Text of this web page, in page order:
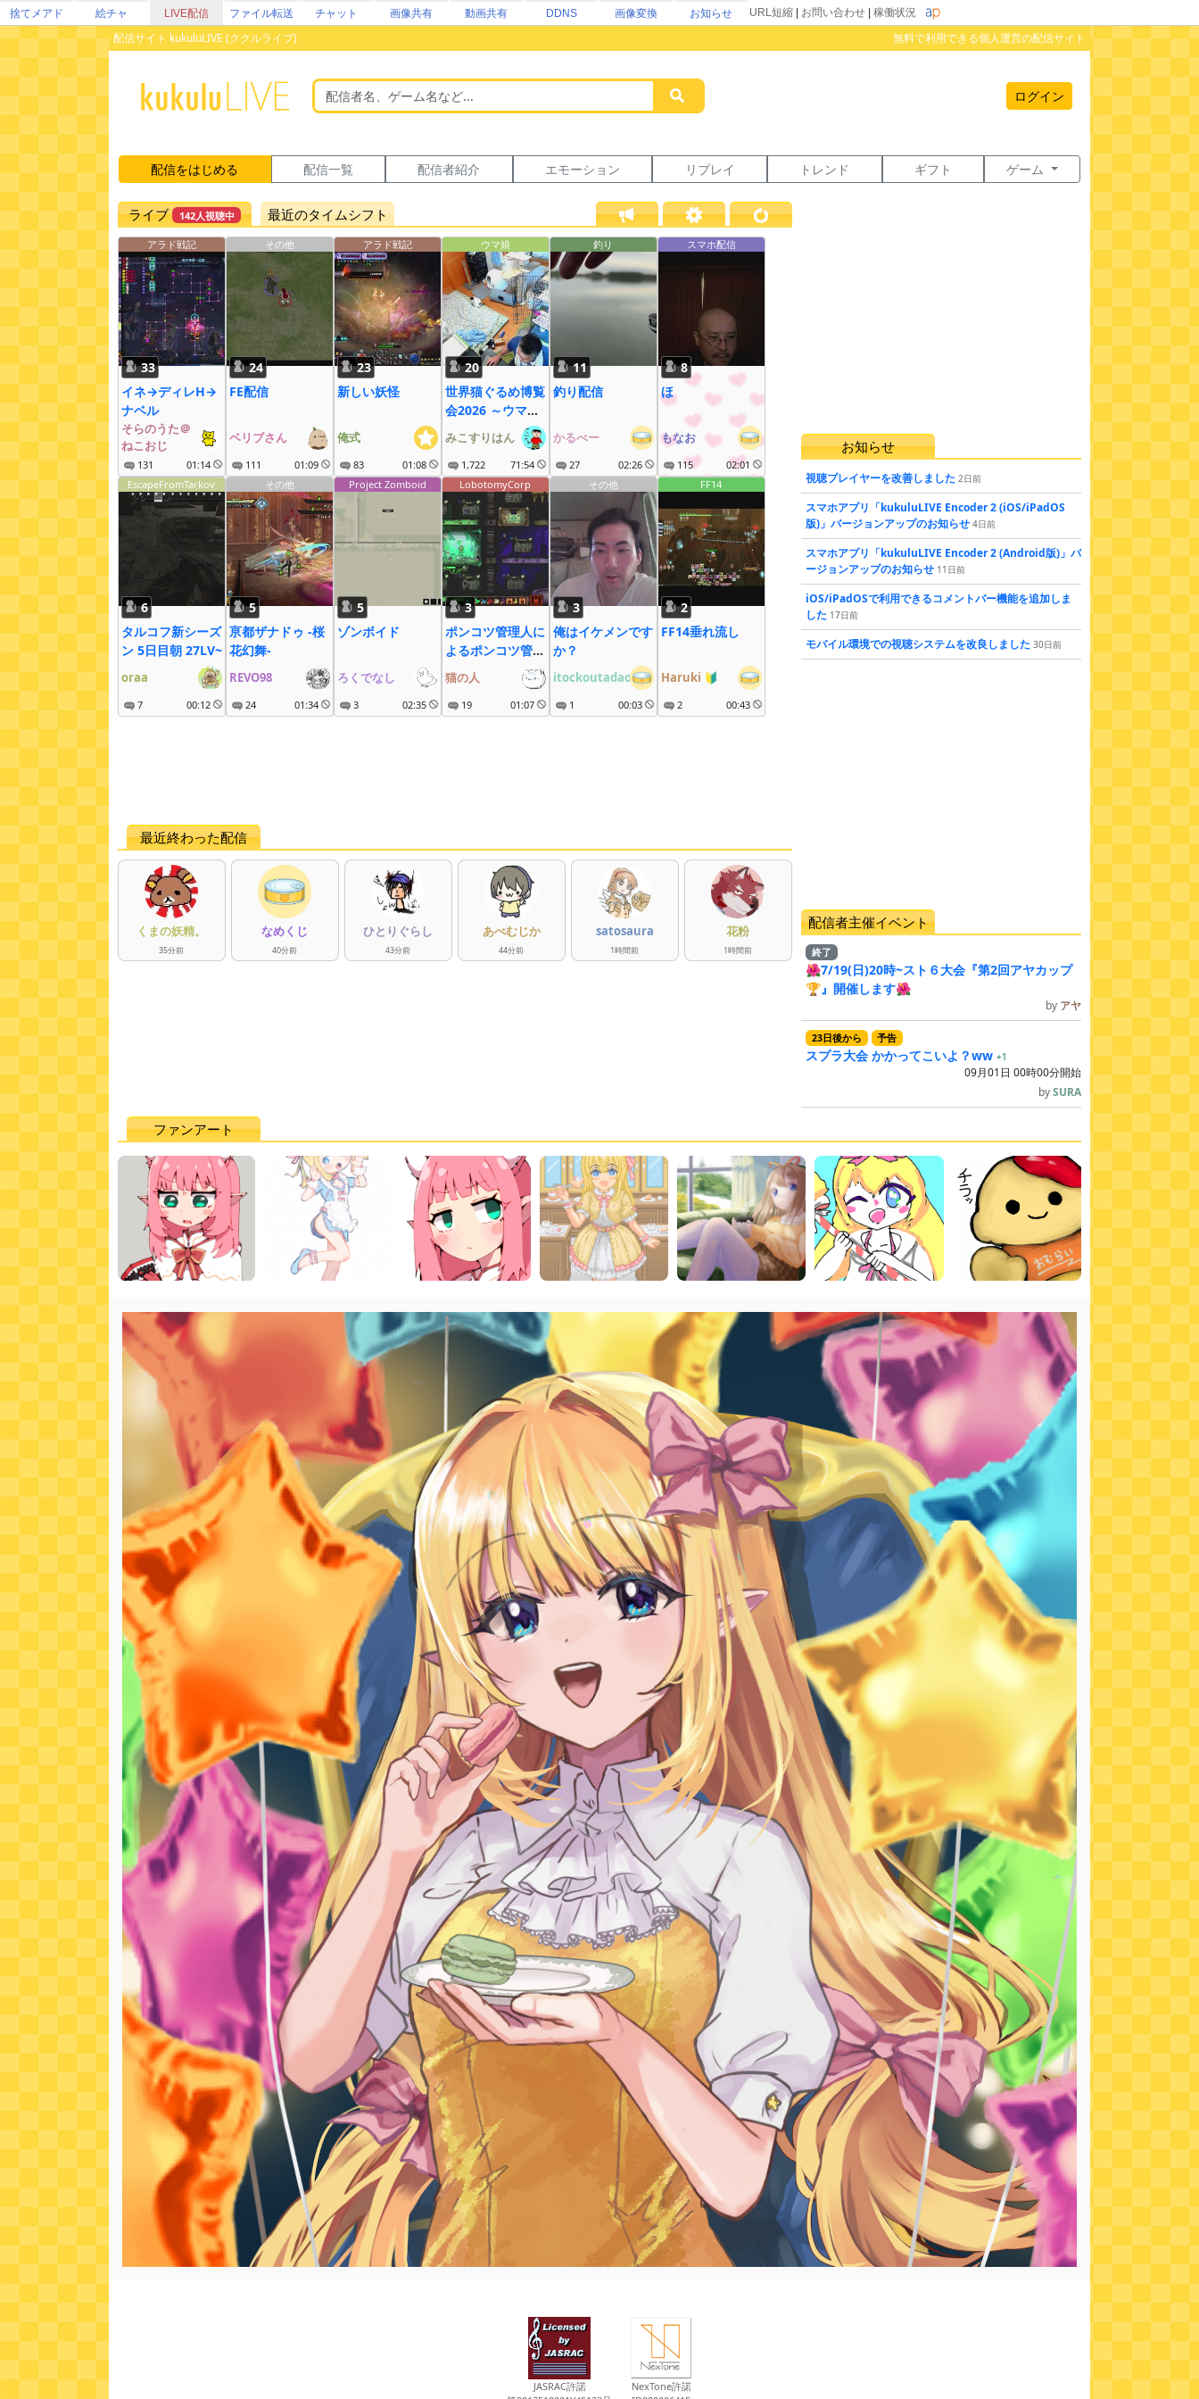
捨てメアド 絵チャ LIVE配信 ファイル転送 チャット 画像共有 動画共有 DDNS 画像変換 お知らせ URL短縮 お問い合わせ 稼働状況
配信サイト kukuluLIVE (ククルライブ) 無料で利用できる個人運営の配信サイト
ログイン
配信をはじめる 配信一覧 配信者紹介 エモーション リプレイ トレンド ギフト ゲーム
ライブ 142人視聴中 最近のタイムシフト
アラド戦記
33
イネ→ディレH→
ナベル
そらのうた＠
ねこおじ
131 01:14
その他
24
FE配信
ベリブさん
111 01:09
アラド戦記
23
新しい妖怪
俺式
83 01:08
ウマ娘
20
世界猫ぐるめ博覧
会2026 ～ウマ娘
も大疾走にゃ～
みこすりはん
1,722 71:54
釣り
11
釣り配信
かるべー
27 02:26
スマホ配信
8
ほ
もなお
115
02:01
EscapeFromTarkov
6
タルコフ新シーズ
ン 5日目朝 27LV~
oraa
7 00:12
その他
5
亰都ザナドゥ -桜
花幻舞-
REVO98
24 01:34
Project Zomboid
5
ゾンボイド
ろくでなし
3 02:35
LobotomyCorp
3
ポンコツ管理人に
よるポンコツ管理
で50日目指し
て！
『Lobotomy
猫の人
19 01:07
その他
3
俺はイケメンです
か？
itockoutadao
1 00:03
FF14
2
FF14垂れ流し
Haruki 🔰
2 00:43
最近終わった配信
くまの妖精。
35分前
なめくじ
40分前
ひとりぐらし
43分前
あべむじか
44分前
satosaura
1時間前
花粉
1時間前
お知らせ
視聴プレイヤーを改善しました 2日前
スマホアプリ「kukuluLIVE Encoder 2 (iOS/iPadOS
版)」バージョンアップのお知らせ 4日前
スマホアプリ「kukuluLIVE Encoder 2 (Android版)」バ
ージョンアップのお知らせ 11 日前
iOS/iPadOSで利用できるコメントバー機能を追加しま
した 17日前
モバイル環境での視聴システムを改良しました 30日前
配信者主催イベント
終了
🌺7/19(日)20時~スト６大会『第2回アヤカップ
🏆』開催します🌺
by アヤ
23日後から 予告
スプラ大会 かかってこいよ？ww +1
09月01日 00時00分開始
bySURA
ファンアート
JASRAC許諾
NexTone許諾